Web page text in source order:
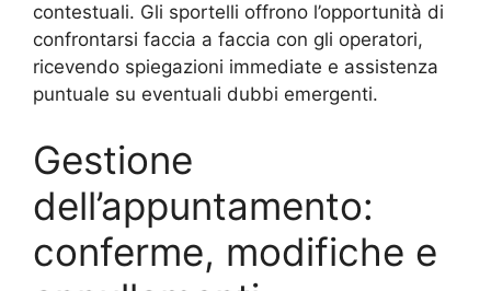
contestuali. Gli sportelli offrono l’opportunità di
confrontarsi faccia a faccia con gli operatori,
ricevendo spiegazioni immediate e assistenza
puntuale su eventuali dubbi emergenti.
Gestione
dell’appuntamento:
conferme, modifiche e